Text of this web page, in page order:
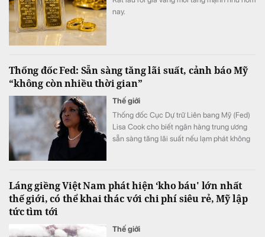
nay.
Thống đốc Fed: Sẵn sàng tăng lãi suất, cảnh báo Mỹ
“không còn nhiều thời gian”
Thế giới
Thống đốc Cục Dự trữ Liên bang Mỹ (Fed)
Lisa Cook cho biết ngân hàng trung ương
sẵn sàng tăng lãi suất nếu lạm phát không
Láng giềng Việt Nam phát hiện ‘kho báu' lớn nhất
thế giới, có thể khai thác với chi phí siêu rẻ, Mỹ lập
tức tìm tới
Thế giới